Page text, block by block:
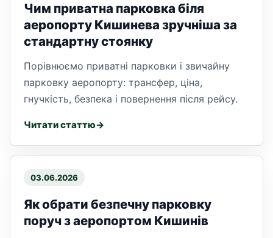
Чим приватна парковка біля
аеропорту Кишинева зручніша за
стандартну стоянку
Порівнюємо приватні парковки і звичайну
парковку аеропорту: трансфер, ціна,
гнучкість, безпека і повернення після рейсу.
Читати статтю
03.06.2026
Як обрати безпечну парковку
поруч з аеропортом Кишинів